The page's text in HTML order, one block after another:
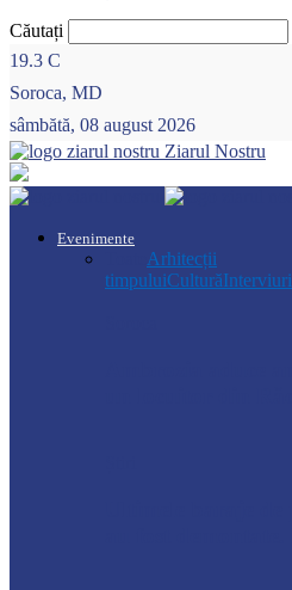
Căutați
19.3 C
Soroca, MD
sâmbătă, 08 august 2026
Ziarul Nostru
Evenimente
Arhitecții
timpuluiCulturăInterviuri